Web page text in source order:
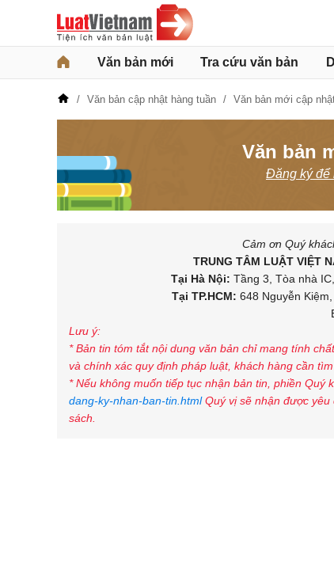
Văn bản mới Tra cứu văn bản
Văn bản cập nhật hàng tuần Văn bản mới cập
Văn bản
Đăng ký để
Cảm ơn Quý
TRUNG TÂM LUẬT VIỆT
Tại Hà Nội: Tầng 3, Tòa nhà
Tại TP.HCM: 648 Nguyễn
Lưu ý:
* Bản tin tóm tắt nội dung văn bản chỉ mang tính
và chính xác quy định pháp luật, khách hàng cần
* Nếu không muốn tiếp tục nhận bản tin, phiền
dang-ky-nhan-ban-tin.htmlQuý vị sẽ nhận được
sách.